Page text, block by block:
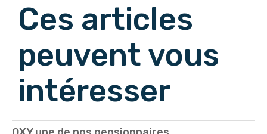
Ces articles
peuvent vous
intéresser